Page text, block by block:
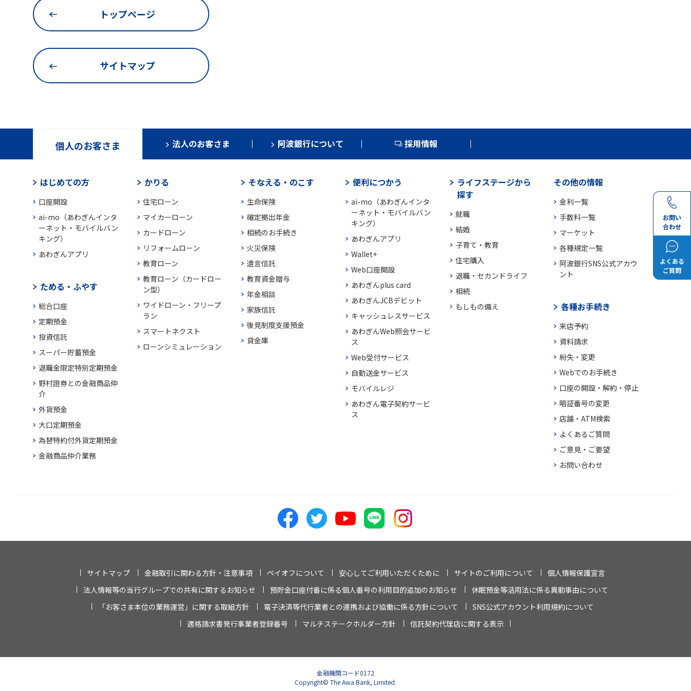
お問い
合わせ
よくある
ご質問
トップページ
サイトマップ
個人のお客さま 法人のお客さま 阿波銀行について 採用情報
はじめての方
口座開設
ai-mo（あわぎんインタ
ーネット・モバイルバン
キング）
あわぎんアプリ
ためる・ふやす
総合口座
定期預金
投資信託
スーパー貯蓄預金
退職金限定特別定期預金
野村證券との金融商品仲
介
外貨預金
大口定期預金
為替特約付外貨定期預金
金融商品仲介業務
かりる
住宅ローン
マイカーローン
カードローン
リフォームローン
教育ローン
教育ローン（カードロー
ン型）
ワイドローン・フリープ
ラン
スマートネクスト
ローンシミュレーション
そなえる・のこす
生命保険
確定拠出年金
相続のお手続き
火災保険
遺言信託
教育資金贈与
年金相談
家族信託
後見制度支援預金
貸金庫
便利につかう
ai-mo（あわぎんインタ
ーネット・モバイルバン
キング）
あわぎんアプリ
Wallet+
Web口座開設
あわぎんplus card
あわぎんJCBデビット
キャッシュレスサービス
あわぎんWeb照会サービ
ス
Web受付サービス
自動送金サービス
モバイルレジ
あわぎん電子契約サービ
ス
ライフステージから
探す
就職
結婚
子育て・教育
住宅購入
退職・セカンドライフ
相続
もしもの備え
その他の情報
金利一覧
手数料一覧
マーケット
各種規定一覧
阿波銀行SNS公式アカウ
ント
各種お手続き
来店予約
資料請求
紛失・変更
Webでのお手続き
口座の開設・解約・停止
暗証番号の変更
店舗・ATM検索
よくあるご質問
ご意見・ご要望
お問い合わせ
サイトマップ 金融取引に関わる方針・注意事項 ペイオフについて 安心してご利用いただくために サイトのご利用について
個人情報保護宣言
法人情報等の当行グループでの共有に関するお知らせ
預貯金口座付番に係る個人番号の利用目的追加のお知らせ
休眠預金等活用法に係る異動事由について
「お客さま本位の業務運営」に関する取組方針
電子決済等代行業者との連携および協働に係る方針について
SNS公式アカウント利用規約について
適格請求書発行事業者登録番号
マルチステークホルダー方針 信託契約代理店に関する表示
金融機関コード0172
Copyright© The Awa Bank, Limited.